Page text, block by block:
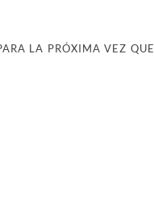
LA PRÓXIMA VEZ QUE